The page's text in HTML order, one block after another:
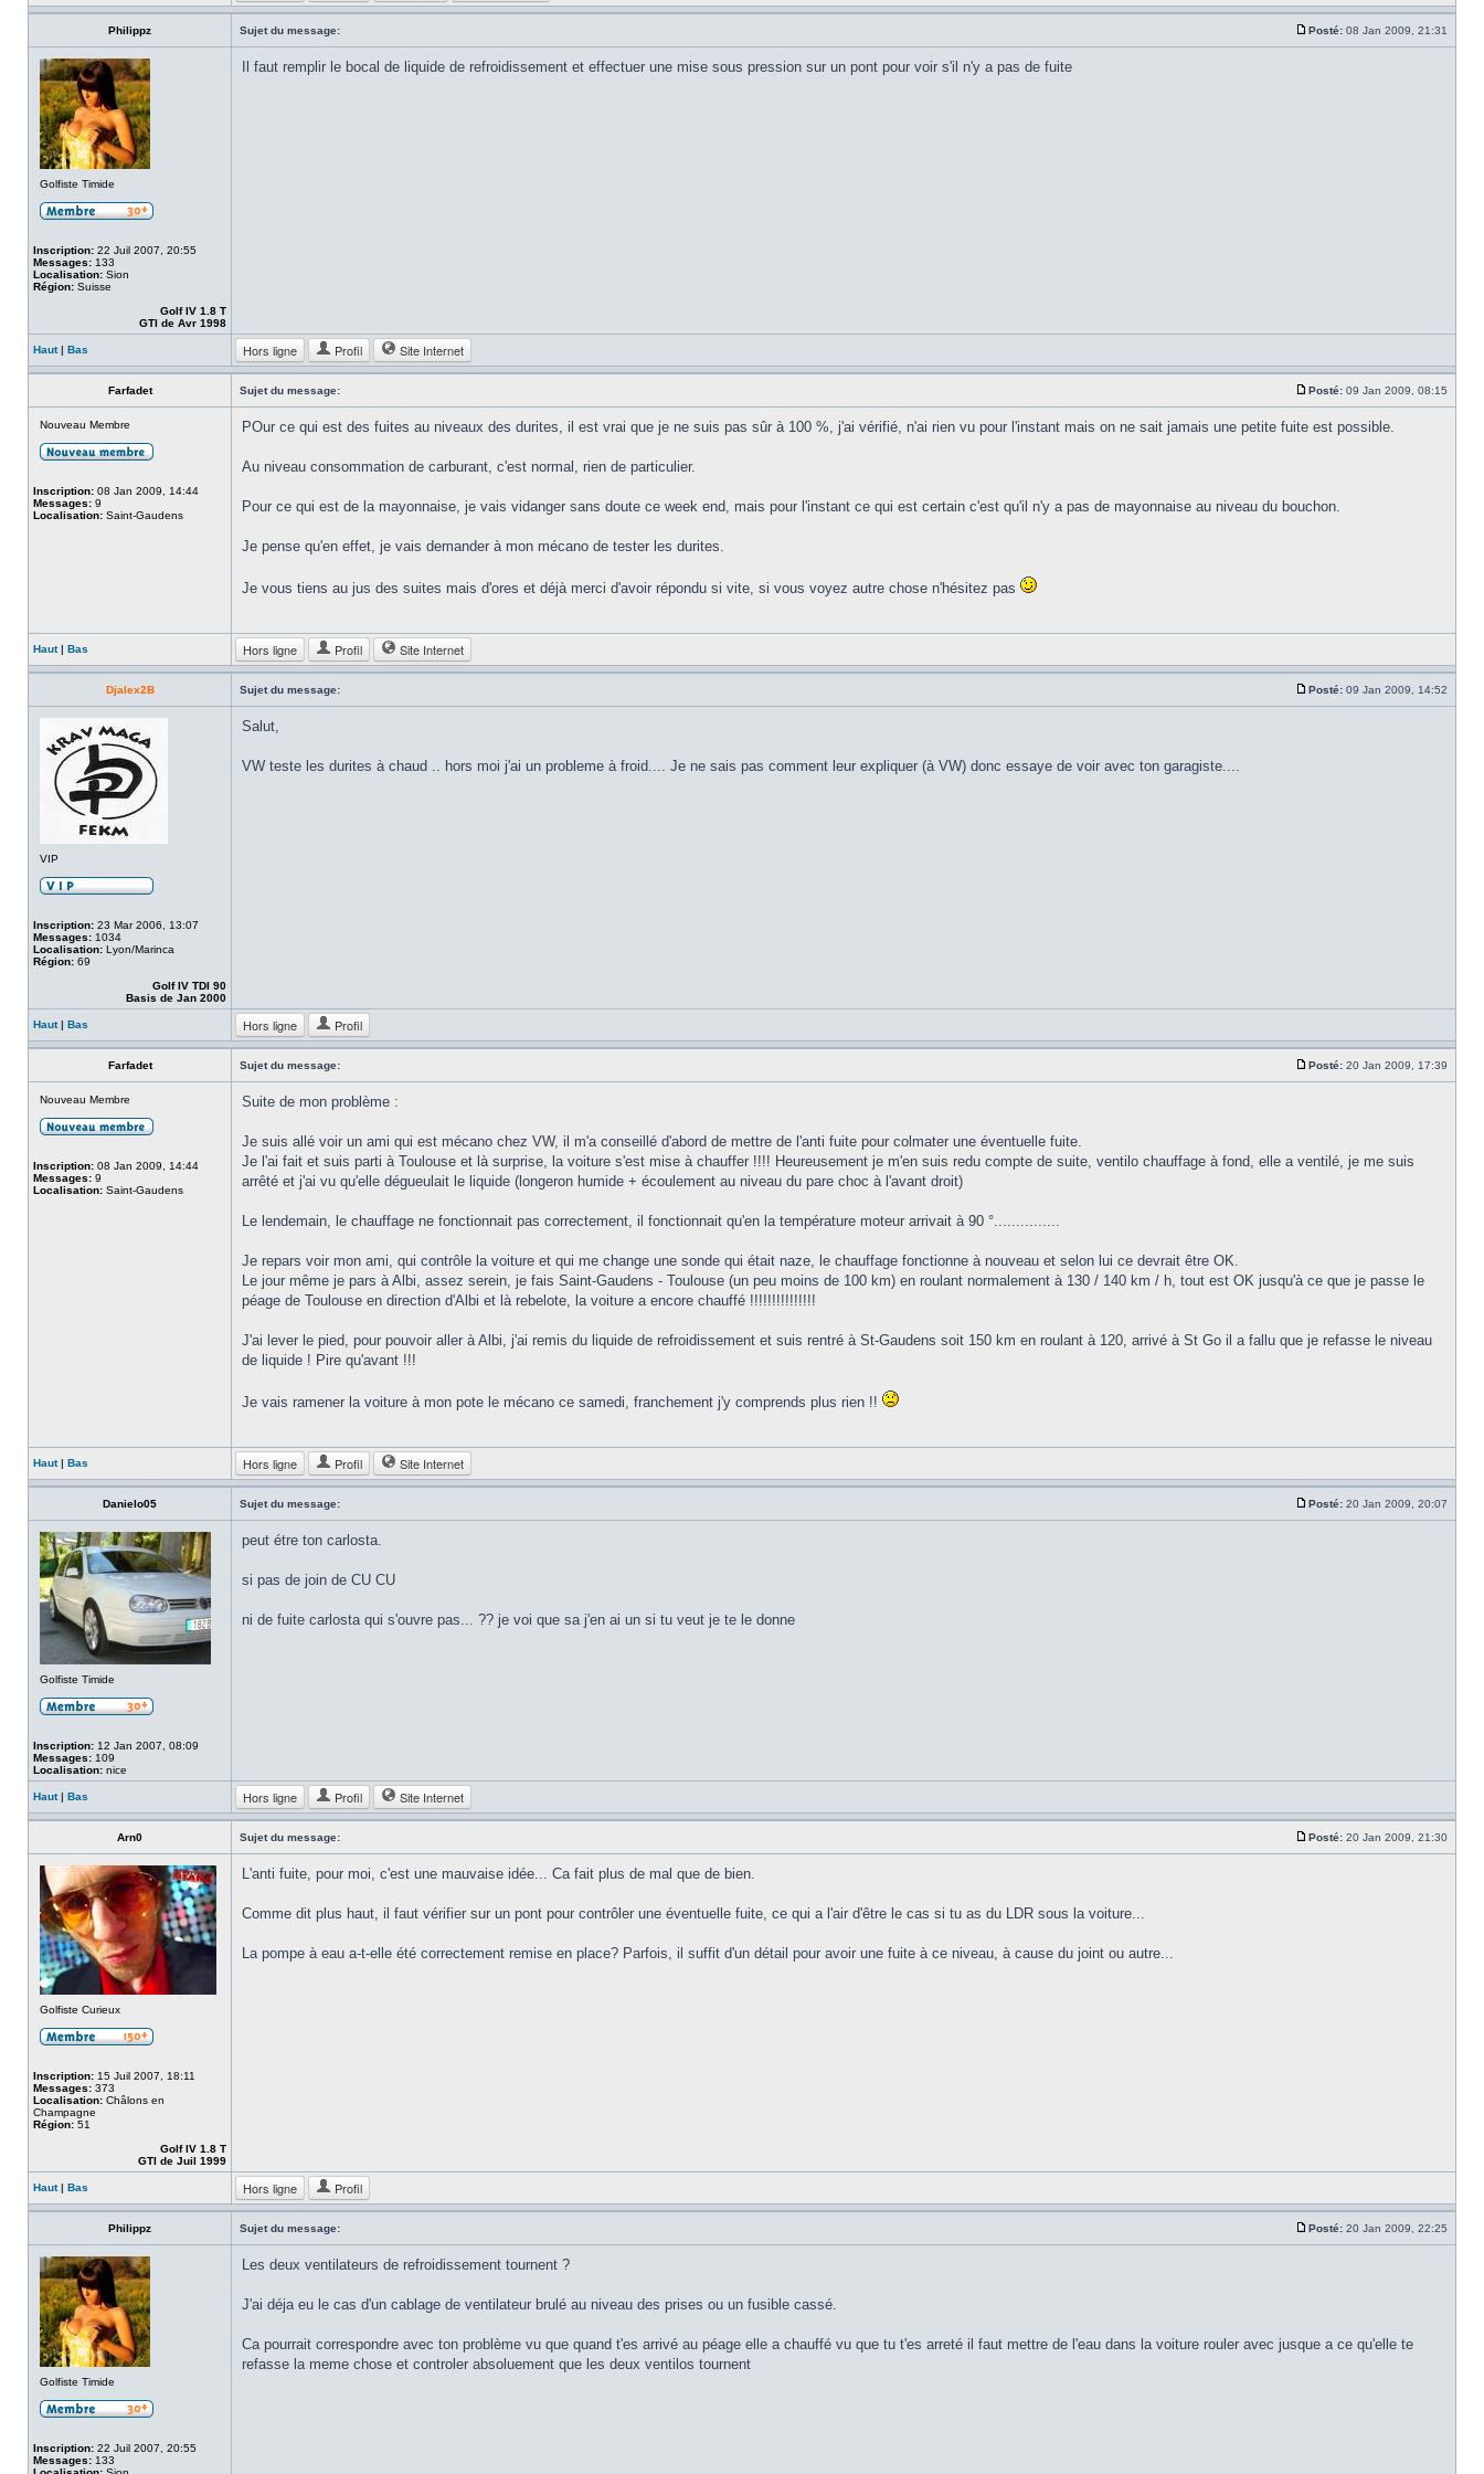
Philippz Sujet du message: Posté: 08 Jan 2009, 21:31
Golfiste Timide
Inscription: 22 Juil 2007, 20:55
Messages: 133
Localisation: Sion
Région: Suisse
Golf IV 1.8 T
GTI de Avr 1998
Il faut remplir le bocal de liquide de refroidissement et effectuer une mise sous pression sur un pont pour voir s'il n'y a pas de fuite
Haut| Bas Hors ligne Profil Site Internet
Farfadet Sujet du message: Posté: 09 Jan 2009, 08:15
Nouveau Membre
Inscription: 08 Jan 2009, 14:44
Messages: 9
Localisation: Saint-Gaudens
POur ce qui est des fuites au niveaux des durites, il est vrai que je ne suis pas sûr à 100 %, j'ai vérifié, n'ai rien vu pour l'instant mais on ne sait jamais une petite fuite est possible.
Au niveau consommation de carburant, c'est normal, rien de particulier.
Pour ce qui est de la mayonnaise, je vais vidanger sans doute ce week end, mais pour l'instant ce qui est certain c'est qu'il n'y a pas de mayonnaise au niveau du bouchon.
Je pense qu'en effet, je vais demander à mon mécano de tester les durites.
Je vous tiens au jus des suites mais d'ores et déjà merci d'avoir répondu si vite, si vous voyez autre chose n'hésitez pas
Haut| Bas Hors ligne Profil Site Internet
Djalex2B Sujet du message: Posté: 09 Jan 2009, 14:52
VIP
Inscription: 23 Mar 2006, 13:07
Messages: 1034
Localisation: Lyon/Marinca
Région: 69
Golf IV TDI 90
Basis de Jan 2000
Salut,
VW teste les durites à chaud .. hors moi j'ai un probleme à froid.... Je ne sais pas comment leur expliquer (à VW) donc essaye de voir avec ton garagiste....
Haut| Bas Hors ligne Profil
Farfadet Sujet du message: Posté: 20 Jan 2009, 17:39
Nouveau Membre
Inscription: 08 Jan 2009, 14:44
Messages: 9
Localisation: Saint-Gaudens
Suite de mon problème :
Je suis allé voir un ami qui est mécano chez VW, il m'a conseillé d'abord de mettre de l'anti fuite pour colmater une éventuelle fuite.
Je l'ai fait et suis parti à Toulouse et là surprise, la voiture s'est mise à chauffer !!!! Heureusement je m'en suis redu compte de suite, ventilo chauffage à fond, elle a ventilé, je me suis
arrêté et j'ai vu qu'elle dégueulait le liquide (longeron humide + écoulement au niveau du pare choc à l'avant droit)
Le lendemain, le chauffage ne fonctionnait pas correctement, il fonctionnait qu'en la température moteur arrivait à 90 °...............
Je repars voir mon ami, qui contrôle la voiture et qui me change une sonde qui était naze, le chauffage fonctionne à nouveau et selon lui ce devrait être OK.
Le jour même je pars à Albi, assez serein, je fais Saint-Gaudens - Toulouse (un peu moins de 100 km) en roulant normalement à 130 / 140 km / h, tout est OK jusqu'à ce que je passe le
péage de Toulouse en direction d'Albi et là rebelote, la voiture a encore chauffé !!!!!!!!!!!!!!!
J'ai lever le pied, pour pouvoir aller à Albi, j'ai remis du liquide de refroidissement et suis rentré à St-Gaudens soit 150 km en roulant à 120, arrivé à St Go il a fallu que je refasse le niveau
de liquide ! Pire qu'avant !!!
Je vais ramener la voiture à mon pote le mécano ce samedi, franchement j'y comprends plus rien !!
Haut| Bas Hors ligne Profil Site Internet
Danielo05 Sujet du message: Posté: 20 Jan 2009, 20:07
Golfiste Timide
Inscription: 12 Jan 2007, 08:09
Messages: 109
Localisation: nice
peut étre ton carlosta.
si pas de join de CU CU
ni de fuite carlosta qui s'ouvre pas... ?? je voi que sa j'en ai un si tu veut je te le donne
Haut| Bas Hors ligne Profil Site Internet
Arn0 Sujet du message: Posté: 20 Jan 2009, 21:30
Golfiste Curieux
Inscription: 15 Juil 2007, 18:11
Messages: 373
Localisation: Châlons en
Champagne
Région: 51
Golf IV 1.8 T
GTI de Juil 1999
L'anti fuite, pour moi, c'est une mauvaise idée... Ca fait plus de mal que de bien.
Comme dit plus haut, il faut vérifier sur un pont pour contrôler une éventuelle fuite, ce qui a l'air d'être le cas si tu as du LDR sous la voiture...
La pompe à eau a-t-elle été correctement remise en place? Parfois, il suffit d'un détail pour avoir une fuite à ce niveau, à cause du joint ou autre...
Haut| Bas Hors ligne Profil
Philippz Sujet du message: Posté: 20 Jan 2009, 22:25
Golfiste Timide
Inscription: 22 Juil 2007, 20:55
Messages: 133
Les deux ventilateurs de refroidissement tournent ?
J'ai déja eu le cas d'un cablage de ventilateur brulé au niveau des prises ou un fusible cassé.
Ca pourrait correspondre avec ton problème vu que quand t'es arrivé au péage elle a chauffé vu que tu t'es arreté il faut mettre de l'eau dans la voiture rouler avec jusque a ce qu'elle te
refasse la meme chose et controler absoluement que les deux ventilos tournent